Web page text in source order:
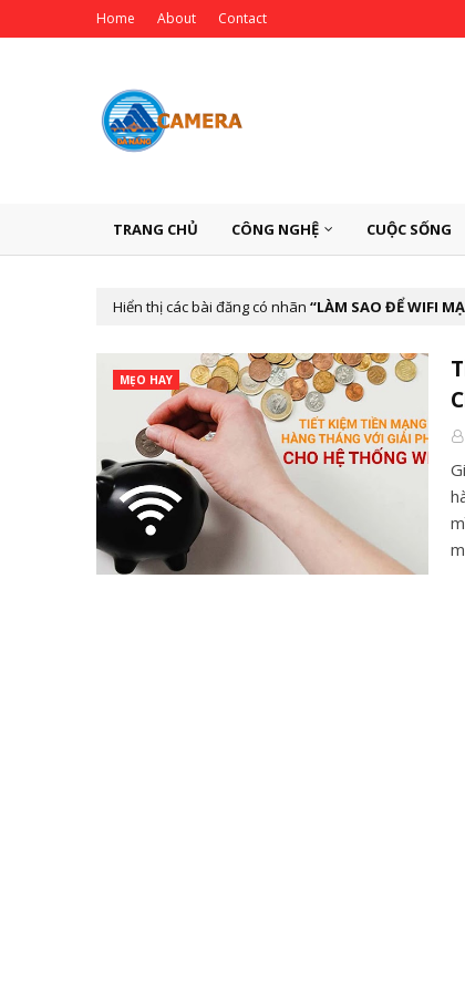
Home About Contact
TRANG CHỦ CÔNG NGHỆ CUỘC SỐNG
Hiển thị các bài đăng có nhãn LÀM SAO ĐỂ WIFI
MẸO HAY